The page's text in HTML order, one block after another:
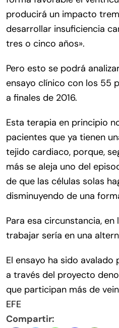
producirá un impacto
desarrollar insuficiencia
tres o cinco años».
Pero esto se podrá
ensayo clínico con los 55
a finales de 2016.
Esta terapia en principio
pacientes que ya tienen
tejido cardiaco, porque,
más se aleja uno del
de que las células solas
disminuyendo de una
Para esa circunstancia,
trabajar sería en una
El ensayo ha sido
a través del proyecto
que participan más de
EFE
Compartir: